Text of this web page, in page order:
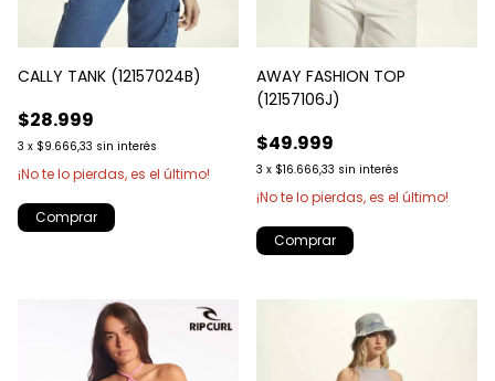
CALLY TANK (12157024B)
$28.999
3 x $9.666,33 sin interés
¡No te lo pierdas, es el último!
Comprar
AWAY FASHION TOP
(12157106J)
$49.999
3 x $16.666,33 sin interés
¡No te lo pierdas, es el último!
Comprar